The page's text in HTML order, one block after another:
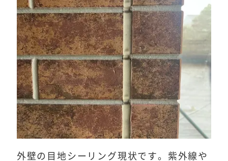
外壁の目地シーリング現状です。紫外線や